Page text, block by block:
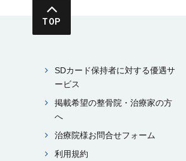
TOP
SDカード保持者に対する優遇サ
ービス
掲載希望の整⾻院・治療家の⽅
へ
治療院様お問合せフォーム
利⽤規約